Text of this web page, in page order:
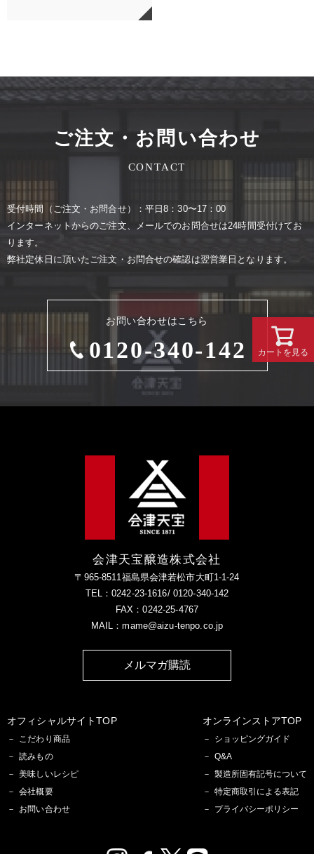
ご注文・お問い合わせ
CONTACT
お問い合わせはこちら
0120-340-142
受付時間（ご注⽂・お問合せ）：平⽇8：30〜17：00
インターネットからのご注⽂、メールでのお問合せは24時間受付けてお
ります。
弊社定休⽇に頂いたご注⽂・お問合せの確認は翌営業⽇となります。
会津天宝醸造株式会社
〒965-8511福島県会津若松市大町1-1-24
TEL：0242-23-1616/ 0120-340-142
FAX：0242-25-4767
MAIL：mame@aizu-tenpo.co.jp
メルマガ購読
オフィシャルサイトTOP
こだわり商品
読みもの
美味しいレシピ
会社概要
お問い合わせ
オンラインストアTOP
ショッピングガイド
Q&A
製造所固有記号について
特定商取引による表記
プライバシーポリシー
カートを見る